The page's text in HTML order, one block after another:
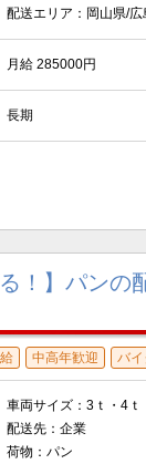
配送エリア：岡山県/
月給 285000円
長期
る！】パン
中高年歓迎 バ
車両サイズ：3ｔ・4ｔ
配送先：企業
荷物：パン